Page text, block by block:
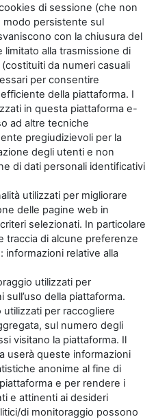
di sessione (che non
persistente sul
con la chiusura del
alla trasmissione di
da numeri casuali
per consentire
della piattaforma. I
in questa piattaforma e-
ad altre tecniche
pregiudizievoli per la
degli utenti e non
di dati personali identificativi
utilizzati per migliorare
delle pagine web in
selezionati. In particolare
traccia di alcune preferenze
informazioni relative alla
utilizzati per
della piattaforma.
per raccogliere
sul numero degli
visitano la piattaforma. Il
userà queste informazioni
anonime al fine di
e per rendere i
e attinenti ai desideri
di monitoraggio possono